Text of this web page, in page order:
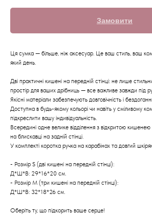
Замовити
Ця сумка — більше, ніж аксесуар. Це ваш стиль, ваш
який день.
Дві практичні кишені на передній стінці: не лише
простір для ваших дрібниць — все важливе завжди під
Якісні матеріали забезпечують довговічність і
Доступна в будь-якому кольорі чи навіть у сміливому
підкреслити вашу індивідуальність.
Всередині одне велике відділення з відкритою
на блискавці на задній стінці.
У комплекті коротка ручка на карабінах та довгий
- Розмір S (дві кишені на передній стінці):
Д*Ш*В: 29*16*20 см.
- Розмір М (три кишені на передній стінці):
Д*Ш*В: 32*18*26 см.
Оберіть ту, що підкорить ваше серце!